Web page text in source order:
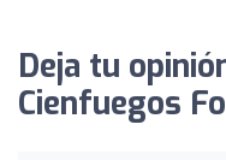
Deja tu
Cienfuegos